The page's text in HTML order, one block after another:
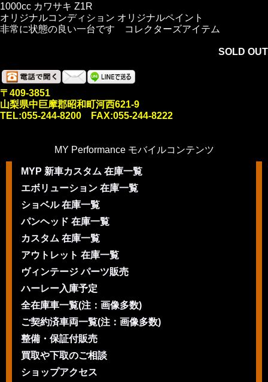
1000cc カワサキ Z1R
オリジナルコンディション オリジナルペイント
非常に状態の良い一台です コレクターズアイテム
SOLD OUT
〒409-3851
山梨県中巨摩郡昭和町河西621-9
TEL:055-244-8200 FAX:055-244-8222
MY Performance モバイルコンテンツ
MYP 新車カスタム 在庫一覧
エボリューション 在庫一覧
ショベル 在庫一覧
パンヘッド 在庫一覧
カスタム 在庫一覧
アウトレット 在庫一覧
ヴィンテージ パーツ販売
ハーレー入庫予定
全在庫車一覧(注：画像多数)
ご契約済車両一覧(注：画像多数)
整備・保証付販売
買取や下取のご相談
ショップアクセス